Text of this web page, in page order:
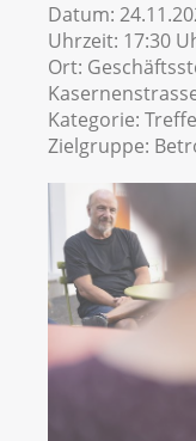
Datum:
Uhrzeit: 17:30
Ort:
Kategorie:
Zielgruppe: